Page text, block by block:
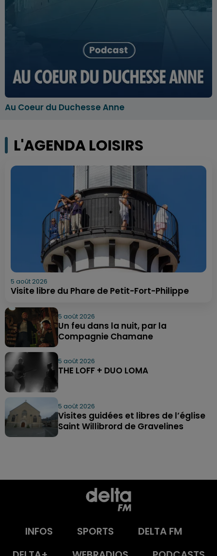
Au Coeur du Duchesse Anne
L'AGENDA LOISIRS
5 août 2026
Visite libre du Phare de Petit-Fort-Philippe
5 août 2026
Un feu dans la nuit, par la
Compagnie Chamane
5 août 2026
THE LOFF + DUO LOMA
5 août 2026
Visites guidées et libres de l’église
Saint Willibrord de Gravelines
INFOS SPORTS
DELTA FM